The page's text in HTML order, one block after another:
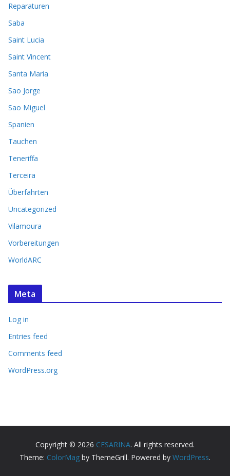
Reparaturen
Saba
Saint Lucia
Saint Vincent
Santa Maria
Sao Jorge
Sao Miguel
Spanien
Tauchen
Teneriffa
Terceira
Überfahrten
Uncategorized
Vilamoura
Vorbereitungen
WorldARC
Meta
Log in
Entries feed
Comments feed
WordPress.org
Copyright © 2026 CESARINA. All rights reserved.
Theme: ColorMag by ThemeGrill. Powered by WordPress.